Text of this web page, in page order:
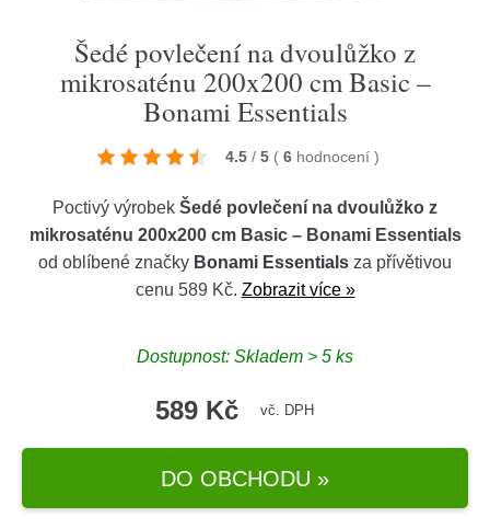
Šedé povlečení na dvoulůžko z
mikrosaténu 200x200 cm Basic –
Bonami Essentials
4.5 / 5 ( 6 hodnocení )
Poctivý výrobek Šedé povlečení na dvoulůžko z
mikrosaténu 200x200 cm Basic – Bonami Essentials
od oblíbené značky Bonami Essentials za přívětivou
cenu 589 Kč. Zobrazit více »
Dostupnost: Skladem > 5 ks
589 Kč vč. DPH
DO OBCHODU »